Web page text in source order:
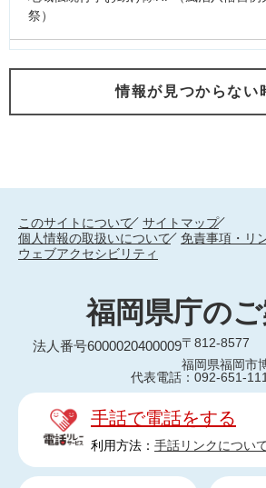
祭）
情報が見つからない
このサイトについて
サイトマップ
個人情報の取扱いについて
免責事項・リ
ウェブアクセシビリティ
福岡県庁の
法人番号6000020400009〒812-8577
福岡県福岡市
代表電話：092-651-
手話で電話をする
利用方法： 手話リンクについ